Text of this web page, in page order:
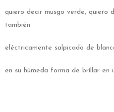
quiero decir musgo verde, quiero
también
eléctricamente salpicado de
en su húmeda forma de brillar en